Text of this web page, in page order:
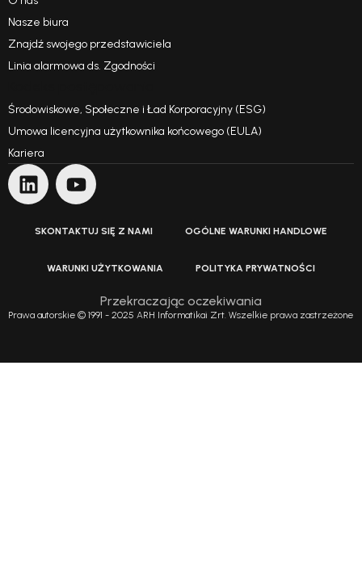
Nasze biura
Znajdź swojego przedstawiciela
Linia alarmowa ds. Zgodności
Środowiskowe, Społeczne i Ład Korporacyjny (ESG)
Umowa licencyjna użytkownika końcowego (EULA)
Kariera
SKONTAKTUJ SIĘ Z NAMI OGÓLNE WARUNKI HANDLOWE
WARUNKI UŻYTKOWANIA POLITYKA PRYWATNOŚCI
Przekraczając oczekiwania
Prawa autorskie © 1991 - 2025 ARH Informatikai Zrt. Wszelkie prawa zastrzeżone